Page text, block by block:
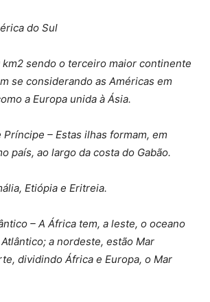
do Sul
km2 sendo o terceiro maior continente
se considerando as Américas em
a Europa unida à Ásia.
Príncipe – Estas ilhas formam, em
país, ao largo da costa do Gabão.
Etiópia e Eritreia.
– A África tem, a leste, o oceano
a nordeste, estão Mar
dividindo África e Europa, o Mar